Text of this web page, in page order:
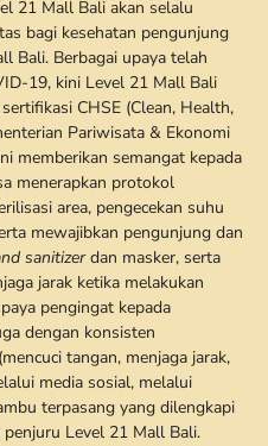
21 Mall Bali akan selalu
bagi kesehatan pengunjung
Bali. Berbagai upaya telah
19, kini Level 21 Mall Bali
CHSE (Clean, Health,
Pariwisata & Ekonomi
memberikan semangat kepada
menerapkan protokol
area, pengecekan suhu
mewajibkan pengunjung dan
sanitizerdan masker, serta
jarak ketika melakukan
pengingat kepada
dengan konsisten
tangan, menjaga jarak,
media sosial, melalui
terpasang yang dilengkapi
Level 21 Mall Bali.